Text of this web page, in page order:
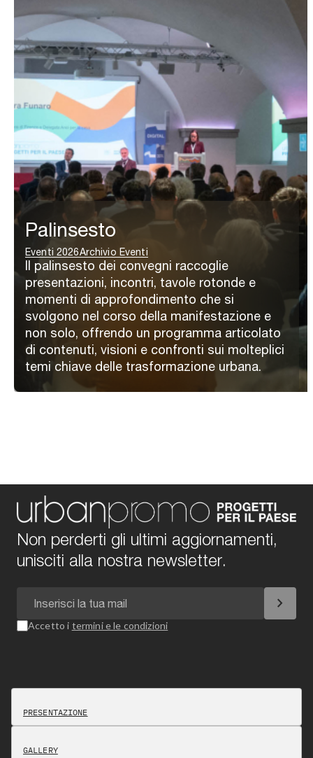
Palinsesto
Eventi 2026Archivio Eventi
Il palinsesto dei convegni raccoglie
presentazioni, incontri, tavole rotonde e
momenti di approfondimento che si
svolgono nel corso della manifestazione e
non solo, offrendo un programma articolato
di contenuti, visioni e confronti sui molteplici
temi chiave delle trasformazione urbana.
Non perderti gli ultimi aggiornamenti,
unisciti alla nostra newsletter.
chevron_right
Accetto i termini e le condizioni
PRESENTAZIONE
GALLERY